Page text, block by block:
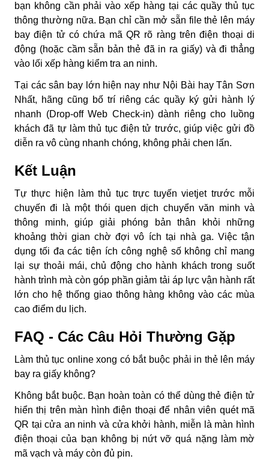
bạn không cần phải vào xếp hàng tại các quầy thủ tục
thông thường nữa. Bạn chỉ cần mở sẵn file thẻ lên máy
bay điện tử có chứa mã QR rõ ràng trên điện thoại di
động (hoặc cầm sẵn bản thẻ đã in ra giấy) và đi thẳng
vào lối xếp hàng kiểm tra an ninh.
Tại các sân bay lớn hiện nay như Nội Bài hay Tân Sơn
Nhất, hãng cũng bố trí riêng các quầy ký gửi hành lý
nhanh (Drop-off Web Check-in) dành riêng cho luồng
khách đã tự làm thủ tục điện tử trước, giúp việc gửi đồ
diễn ra vô cùng nhanh chóng, không phải chen lấn.
Kết Luận
Tự thực hiện làm thủ tục trực tuyến vietjet trước mỗi
chuyến đi là một thói quen dịch chuyển văn minh và
thông minh, giúp giải phóng bản thân khỏi những
khoảng thời gian chờ đợi vô ích tại nhà ga. Việc tận
dụng tối đa các tiện ích công nghệ số không chỉ mang
lại sự thoải mái, chủ động cho hành khách trong suốt
hành trình mà còn góp phần giảm tải áp lực vận hành rất
lớn cho hệ thống giao thông hàng không vào các mùa
cao điểm du lịch.
FAQ - Các Câu Hỏi Thường Gặp
Làm thủ tục online xong có bắt buộc phải in thẻ lên máy
bay ra giấy không?
Không bắt buộc. Bạn hoàn toàn có thể dùng thẻ điện tử
hiển thị trên màn hình điện thoại để nhân viên quét mã
QR tại cửa an ninh và cửa khởi hành, miễn là màn hình
điện thoại của bạn không bị nứt vỡ quá nặng làm mờ
mã vạch và máy còn đủ pin.